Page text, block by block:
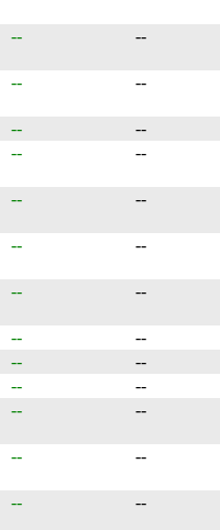
-- --
-- --
--
--
-- --
-- --
-- --
-- --
--
--
--
--
--
--
-- --
-- --
-- --